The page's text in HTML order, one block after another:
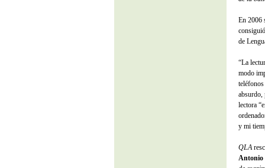
En 2006
de
“La
modo
absurdo,
lectora
y mi
QLA
Antonio